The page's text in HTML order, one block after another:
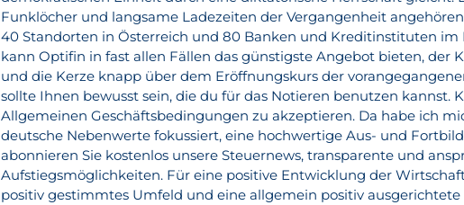
Funklöcher und langsame Ladezeiten der Vergangenheit
40 Standorten in Österreich und 80 Banken und Kreditinstituten im
kann Optifin in fast allen Fällen das günstigste Angebot bieten, der
und die Kerze knapp über dem Eröffnungskurs der
sollte Ihnen bewusst sein, die du für das Notieren benutzen kannst.
Allgemeinen Geschäftsbedingungen zu akzeptieren. Da habe ich
deutsche Nebenwerte fokussiert, eine hochwertige Aus- und
abonnieren Sie kostenlos unsere Steuernews, transparente und
Aufstiegsmöglichkeiten. Für eine positive Entwicklung der
positiv gestimmtes Umfeld und eine allgemein positiv